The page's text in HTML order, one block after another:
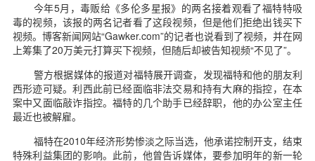
今年5月，毒贩给《多伦多星报》的两名接着观看了福特特吸
毒的视频，该报的两名记者看了这段视频，但是他们拒绝出钱买下
视频。博客新闻网站“Gawker.com”的记者也说看到了视频，并在网
上筹集了20万美元打算买下视频，但随后却被告知视频“不见了”。
警方根据媒体的报道对福特展开调查，发现福特和他的朋友利
西形迹可疑。利西此前已经面临非法交易和持有大麻的指控，在本
案中又面临敲诈指控。福特的几个助手已经辞职，他的办公室主任
最近也被解雇。
福特在2010年经济形势惨淡之际当选，他承诺控制开支，结束
特殊利益集团的影响。此前，他曾告诉媒体，要参加明年的新一轮